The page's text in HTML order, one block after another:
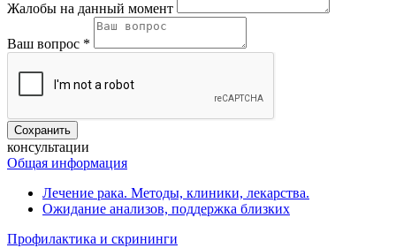
Жалобы на данный момент
Ваш вопрос *
консультации
Общая информация
Лечение рака. Методы, клиники, лекарства.
Ожидание анализов, поддержка близких
Профилактика и скрининги